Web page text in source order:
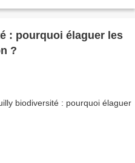
: pourquoi élaguer les
?